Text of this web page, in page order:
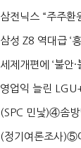
'초접전'…대통령
삼전닉스 “주주
로이터에 성명...
삼성 Z8 역대급 ‘
목…9월 ‘폴...
세제개편에 ‘불안
세 구하기 더 ...
영업익 늘린
업 드라이브'...
(SPC 민낯)④솜방
생법 위반 반복...
(정기여론조사)⑤